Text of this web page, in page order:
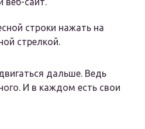
строки нажать на
стрелкой.
дальше. Ведь
И в каждом есть свои